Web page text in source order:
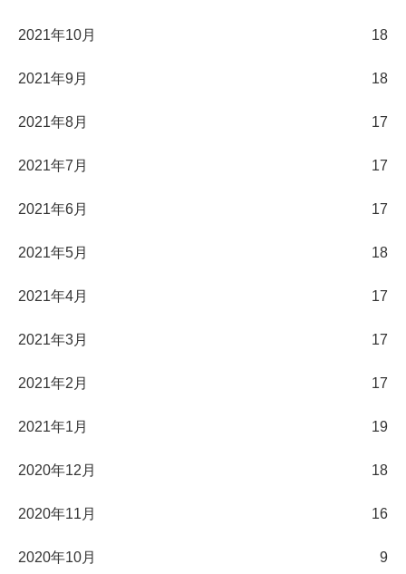
2021年10月 18
2021年9月 18
2021年8月 17
2021年7月 17
2021年6月 17
2021年5月 18
2021年4月 17
2021年3月 17
2021年2月 17
2021年1月 19
2020年12月 18
2020年11月 16
2020年10月 9